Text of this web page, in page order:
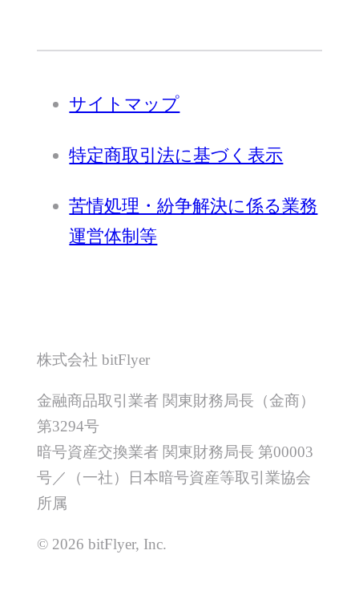
サイトマップ
特定商取引法に基づく表示
苦情処理・紛争解決に係る業務
運営体制等
株式会社 bitFlyer
金融商品取引業者 関東財務局長（金商）
第3294号
暗号資産交換業者 関東財務局長 第00003
号／（一社）日本暗号資産等取引業協会
所属
© 2026 bitFlyer, Inc.